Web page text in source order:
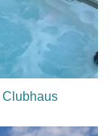
Clubhaus